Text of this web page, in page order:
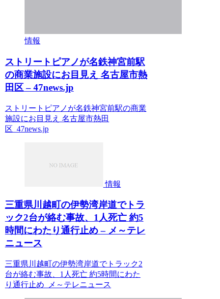
情報
ストリートピアノが名鉄神宮前駅
の商業施設にお目見え 名古屋市熱
田区 – 47news.jp
ストリートピアノが名鉄神宮前駅の商業
施設にお目見え 名古屋市熱田
区 47news.jp
情報
三重県川越町の伊勢湾岸道でトラ
ック2台が絡む事故、1人死亡 約5
時間にわたり通行止め – メ～テレ
ニュース
三重県川越町の伊勢湾岸道でトラック2
台が絡む事故、1人死亡 約5時間にわた
り通行止め メ～テレニュース